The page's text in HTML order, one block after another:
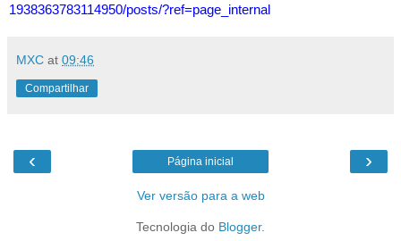
1938363783114950/posts/?ref=page_internal
MXC at 09:46
Compartilhar
‹ ›
Página inicial
Ver versão para a web
Tecnologia do Blogger.